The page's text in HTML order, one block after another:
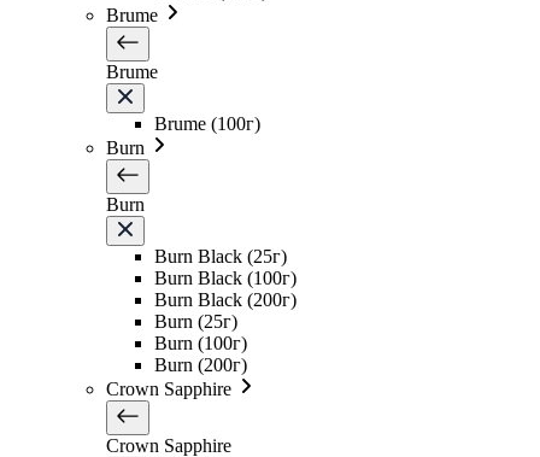
Brume
Brume
Brume (100г)
Burn
Burn
Burn Black (25г)
Burn Black (100г)
Burn Black (200г)
Burn (25г)
Burn (100г)
Burn (200г)
Crown Sapphire
Crown Sapphire